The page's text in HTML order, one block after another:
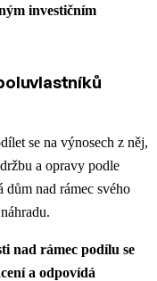
investičním
se na výnosech z něj,
a opravy podle
nad rámec svého
nad rámec podílu se
a odpovídá